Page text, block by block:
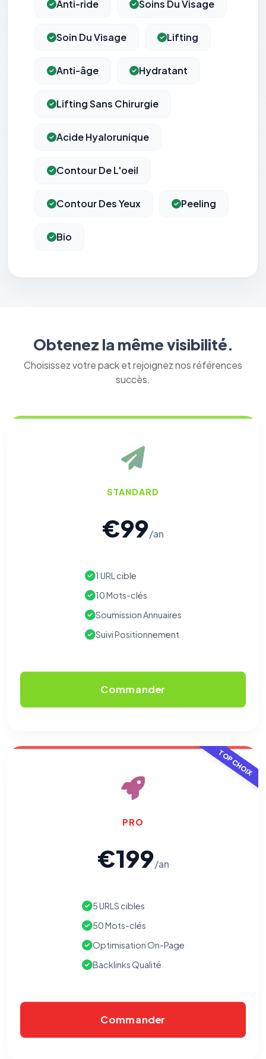
Anti-ride Soins Du Visage
Soin Du Visage Lifting
Anti-âge Hydratant
Lifting Sans Chirurgie
Acide Hyalorunique
Contour De L'oeil
Contour Des Yeux Peeling
Bio
Obtenez la même visibilité.
Choisissez votre pack et rejoignez nos références
succès.
STANDARD
€99/an
1 URL cible
10 Mots-clés
Soumission Annuaires
Suivi Positionnement
Commander
TOP CHOIX
PRO
€199/an
5 URLS cibles
50 Mots-clés
Optimisation On-Page
Backlinks Qualité
Commander